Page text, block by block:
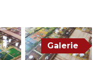
Galerie